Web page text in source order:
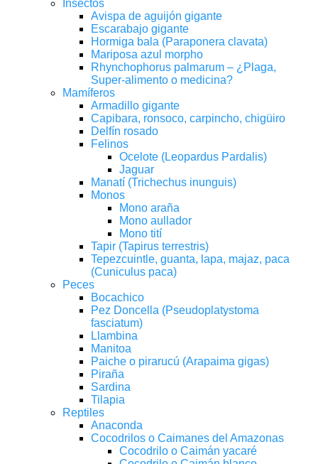
Insectos
Avispa de aguijón gigante
Escarabajo gigante
Hormiga bala (Paraponera clavata)
Mariposa azul morpho
Rhynchophorus palmarum – ¿Plaga,
Super-alimento o medicina?
Mamíferos
Armadillo gigante
Capibara, ronsoco, carpincho, chigüiro
Delfín rosado
Felinos
Ocelote (Leopardus Pardalis)
Jaguar
Manatí (Trichechus inunguis)
Monos
Mono araña
Mono aullador
Mono tití
Tapir (Tapirus terrestris)
Tepezcuintle, guanta, lapa, majaz, paca
(Cuniculus paca)
Peces
Bocachico
Pez Doncella (Pseudoplatystoma
fasciatum)
Llambina
Manitoa
Paiche o pirarucú (Arapaima gigas)
Piraña
Sardina
Tilapia
Reptiles
Anaconda
Cocodrilos o Caimanes del Amazonas
Cocodrilo o Caimán yacaré